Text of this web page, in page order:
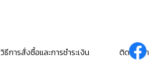
วิธีการสั่งซื้อและการชำระเงิน ติดต่อเรา